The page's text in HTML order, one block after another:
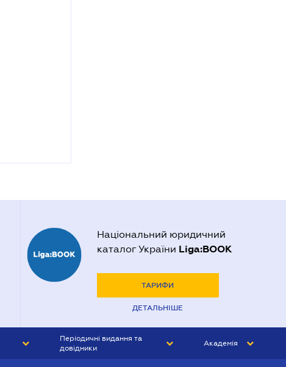
Національний юридичний
каталог України Liga:BOOK
ТАРИФИ
ДЕТАЛЬНІШЕ
Періодичні видання та
довідники
Академія